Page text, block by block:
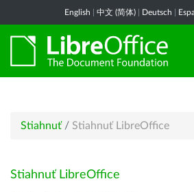
English 中文 (简体) Deutsch
Stiahnuť / Stiahnuť LibreOffice
Stiahnuť LibreOffice